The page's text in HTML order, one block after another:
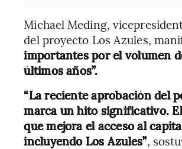
Michael Meding,
del proyecto Los Azules,
importantes por el volumen
últimos años”.
“La reciente aprobación del
marca un hito significativo.
que mejora el acceso al
incluyendo Los Azules”,